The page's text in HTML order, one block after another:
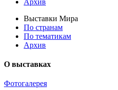
Выставки Мира
По странам
По тематикам
Архив
О выставках
Фотогалерея